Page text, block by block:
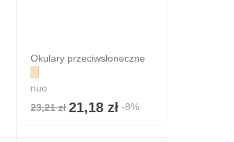
Okulary przeciwsłoneczne
nuo
23,21 zł 21,18 zł -8%